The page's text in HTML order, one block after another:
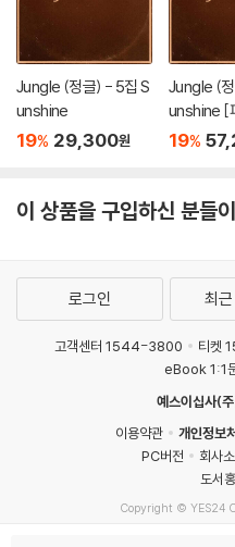
Jungle (정글) - 5집 S
unshine
19% 29,300원
Jungle (
unshine [
P]
19%
이 상품을 구입하신 분들
로그인 최
고객센터 1544-3800 티켓
eBook 1:1
예스이십사(
이용약관
개인정보
PC버전
회사
도서
Copyright © YES24